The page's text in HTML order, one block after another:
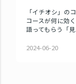
「イチオシ」の
コースが何に効
語ってもらう「見
2024-06-20